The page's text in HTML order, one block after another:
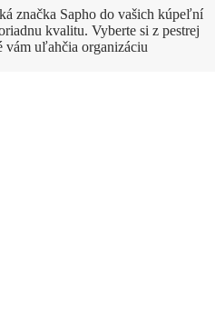
značka Sapho do vašich kúpeľní
kvalitu. Vyberte si z pestrej
uľahčia organizáciu